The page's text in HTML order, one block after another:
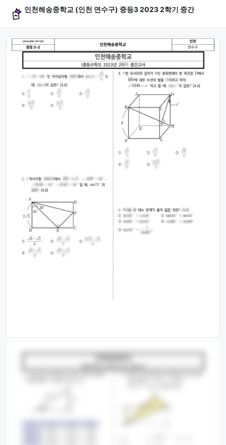
인천해송중학교 (인천 연수구) 중등3 2023 2학기 중간
문제 미리보기 (4문항)